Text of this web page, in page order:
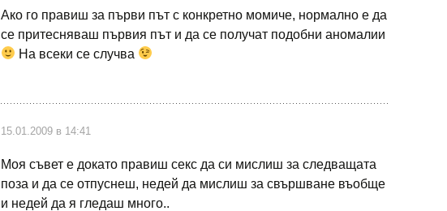
Ако го правиш за първи път с конкретно момиче, нормално е да
се притесняваш първия път и да се получат подобни аномалии
На всеки се случва
15.01.2009 в 14:41
Моя съвет е докато правиш секс да си мислиш за следващата
поза и да се отпуснеш, недей да мислиш за свършване въобще
и недей да я гледаш много..